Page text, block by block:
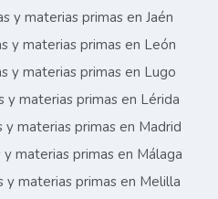
y materias primas en Jaén
y materias primas en León
y materias primas en Lugo
y materias primas en Lérida
y materias primas en Madrid
materias primas en Málaga
y materias primas en Melilla